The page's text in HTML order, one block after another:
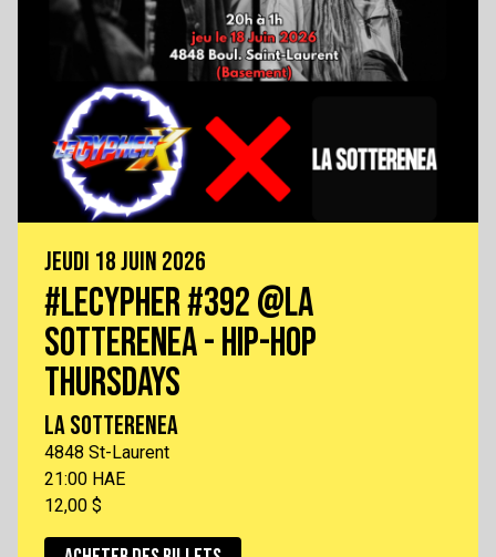
JEUDI 18 JUIN 2026
#LECYPHER #392 @LA
SOTTERENEA - HIP-HOP
THURSDAYS
LA SOTTERENEA
4848 St-Laurent
21:00 HAE
12,00 $